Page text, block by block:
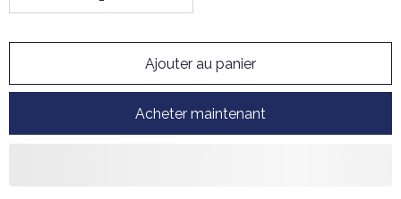
Ajouter au panier
Acheter maintenant